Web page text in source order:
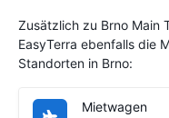
Zusätzlich zu Brno Main
EasyTerra ebenfalls die
Standorten in Brno:
Mietwagen